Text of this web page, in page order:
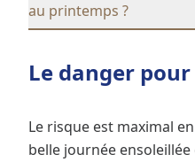
au printemps ?
Le danger
Le risque est maximal
belle journée